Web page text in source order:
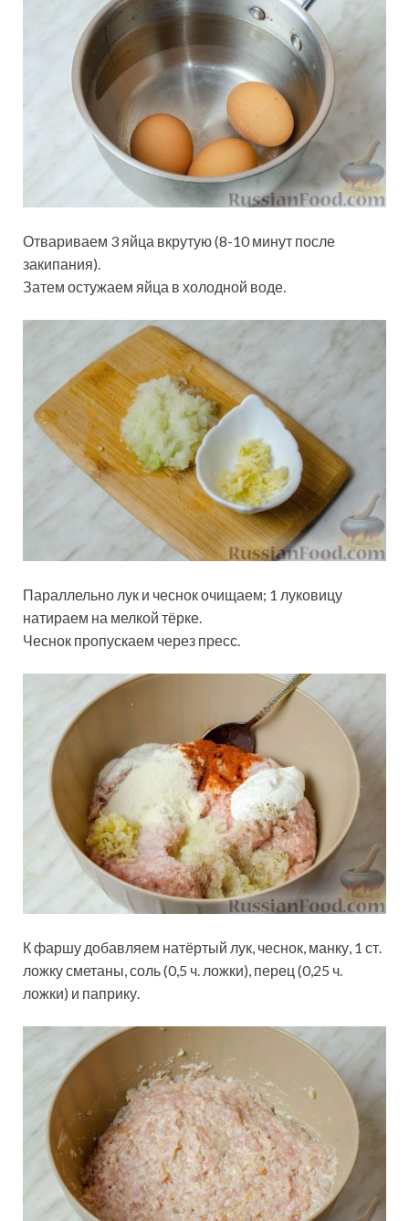
Отвариваем 3 яйца вкрутую (8-10 минут после
закипания).
Затем остужаем яйца в холодной воде.
Параллельно лук и чеснок очищаем; 1 луковицу
натираем на мелкой тёрке.
Чеснок пропускаем через пресс.
К фаршу добавляем натёртый лук, чеснок, манку, 1 ст.
ложку сметаны, соль (0,5 ч. ложки), перец (0,25 ч.
ложки) и паприку.